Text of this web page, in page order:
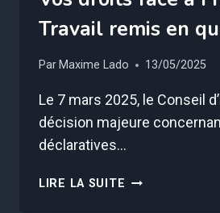
Travail remis en
Par Maxime Lado 13/05/2025
Le 7 mars 2025, le Conseil
décision majeure
déclaratives…
LIRE LA SUITE VOS